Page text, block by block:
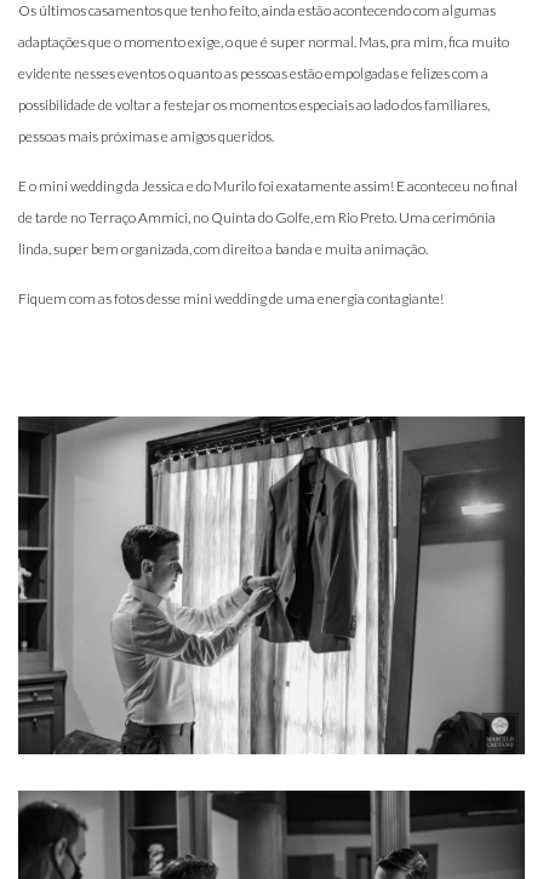
Os últimos casamentos que tenho feito, ainda estão acontecendo com algumas
adaptações que o momento exige, o que é super normal. Mas, pra mim, fica muito
evidente nesses eventos o quanto as pessoas estão empolgadas e felizes com a
possibilidade de voltar a festejar os momentos especiais ao lado dos familiares,
pessoas mais próximas e amigos queridos.
E o mini wedding da Jessica e do Murilo foi exatamente assim! E aconteceu no final
de tarde no Terraço Ammici, no Quinta do Golfe, em Rio Preto. Uma cerimônia
linda, super bem organizada, com direito a banda e muita animação.
Fiquem com as fotos desse mini wedding de uma energia contagiante!